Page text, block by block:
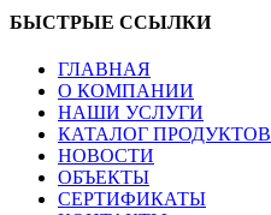
БЫСТРЫЕ ССЫЛКИ
ГЛАВНАЯ
О КОМПАНИИ
НАШИ УСЛУГИ
КАТАЛОГ ПРОДУКТОВ
НОВОСТИ
ОБЪЕКТЫ
СЕРТИФИКАТЫ